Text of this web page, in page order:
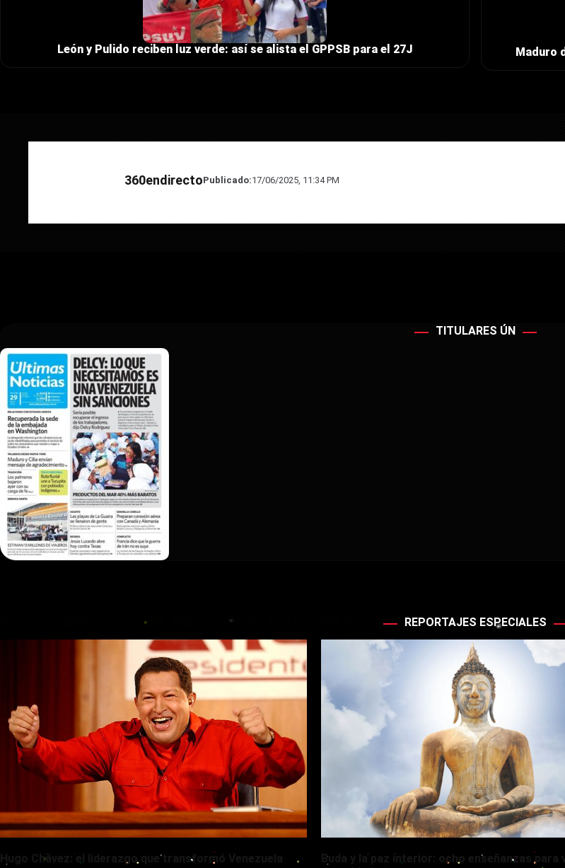
León y Pulido reciben luz verde: así se alista el GPPSB para el 27J Maduro
360endirectoPublicado:17/06/2025, 11:34 PM
TITULARES ÚN
REPORTAJES ESPECIALES
Hugo Chávez: el liderazgo que transformó Venezuela
Buda y la paz interior: ocho enseñanzas para